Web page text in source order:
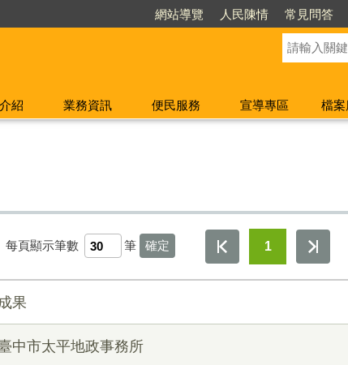
網站導覽 人民陳情 常見問答
紹 業務資訊 便民服務 宣導專區
檔案
每頁顯示筆數 筆 1
果
中市太平地政事務所